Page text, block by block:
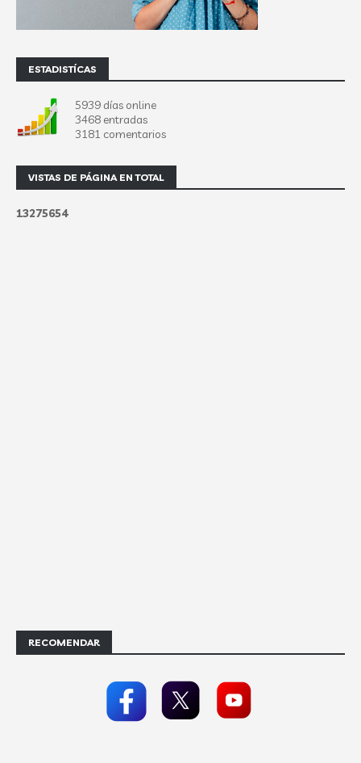
ESTADISTÍCAS
5939 días online
3468 entradas
3181 comentarios
VISTAS DE PÁGINA EN TOTAL
13275654
RECOMENDAR